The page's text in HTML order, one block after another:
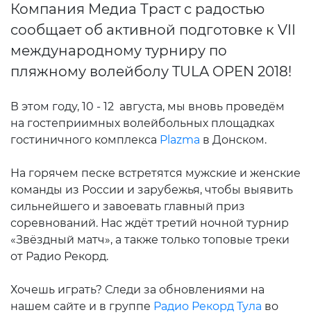
Компания Медиа Траст с радостью
сообщает об активной подготовке к VII
международному турниру по
пляжному волейболу TULA OPEN 2018!
В этом году, 10 - 12 августа, мы вновь проведём
на гостеприимных волейбольных площадках
гостиничного комплекса Plazma в Донском.
На горячем песке встретятся мужские и женские
команды из России и зарубежья, чтобы выявить
сильнейшего и завоевать главный приз
соревнований. Нас ждёт третий ночной турнир
«Звёздный матч», а также только топовые треки
от Радио Рекорд.
Хочешь играть? Следи за обновлениями на
нашем сайте и в группе Радио Рекорд Тула во